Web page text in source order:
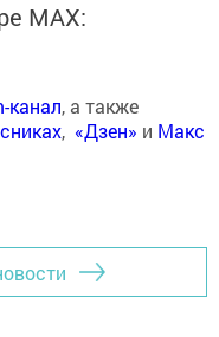
MАХ:
канал, а также
, «Дзен» и Макс